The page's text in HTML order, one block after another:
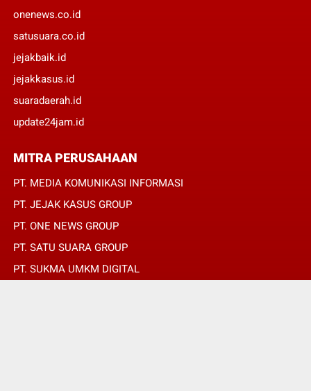
onenews.co.id
satusuara.co.id
jejakbaik.id
jejakkasus.id
suaradaerah.id
update24jam.id
MITRA PERUSAHAAN
PT. MEDIA KOMUNIKASI INFORMASI
PT. JEJAK KASUS GROUP
PT. ONE NEWS GROUP
PT. SATU SUARA GROUP
PT. SUKMA UMKM DIGITAL